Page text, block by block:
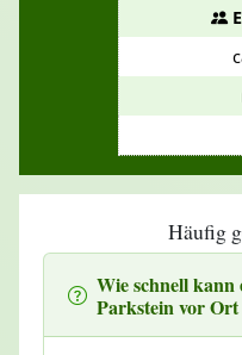
Häufig
Wie schnell
Parkstein vor Ort